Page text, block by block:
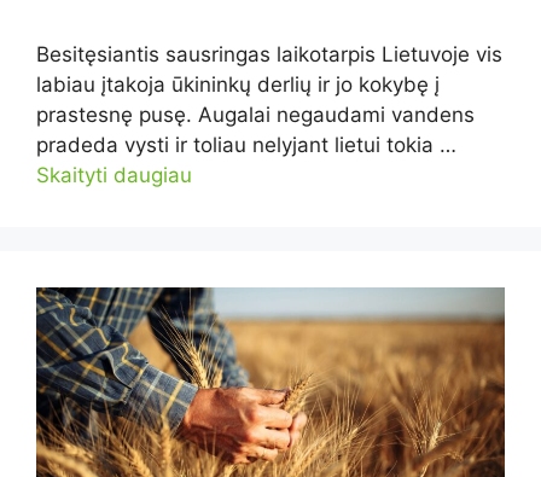
Besitęsiantis sausringas laikotarpis Lietuvoje vis
labiau įtakoja ūkininkų derlių ir jo kokybę į
prastesnę pusę. Augalai negaudami vandens
pradeda vysti ir toliau nelyjant lietui tokia …
Skaityti daugiau